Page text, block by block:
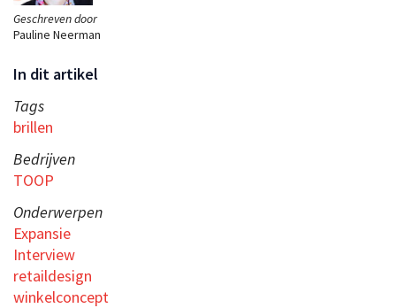
Geschreven door
Pauline Neerman
In dit artikel
Tags
brillen
Bedrijven
TOOP
Onderwerpen
Expansie
Interview
retaildesign
winkelconcept